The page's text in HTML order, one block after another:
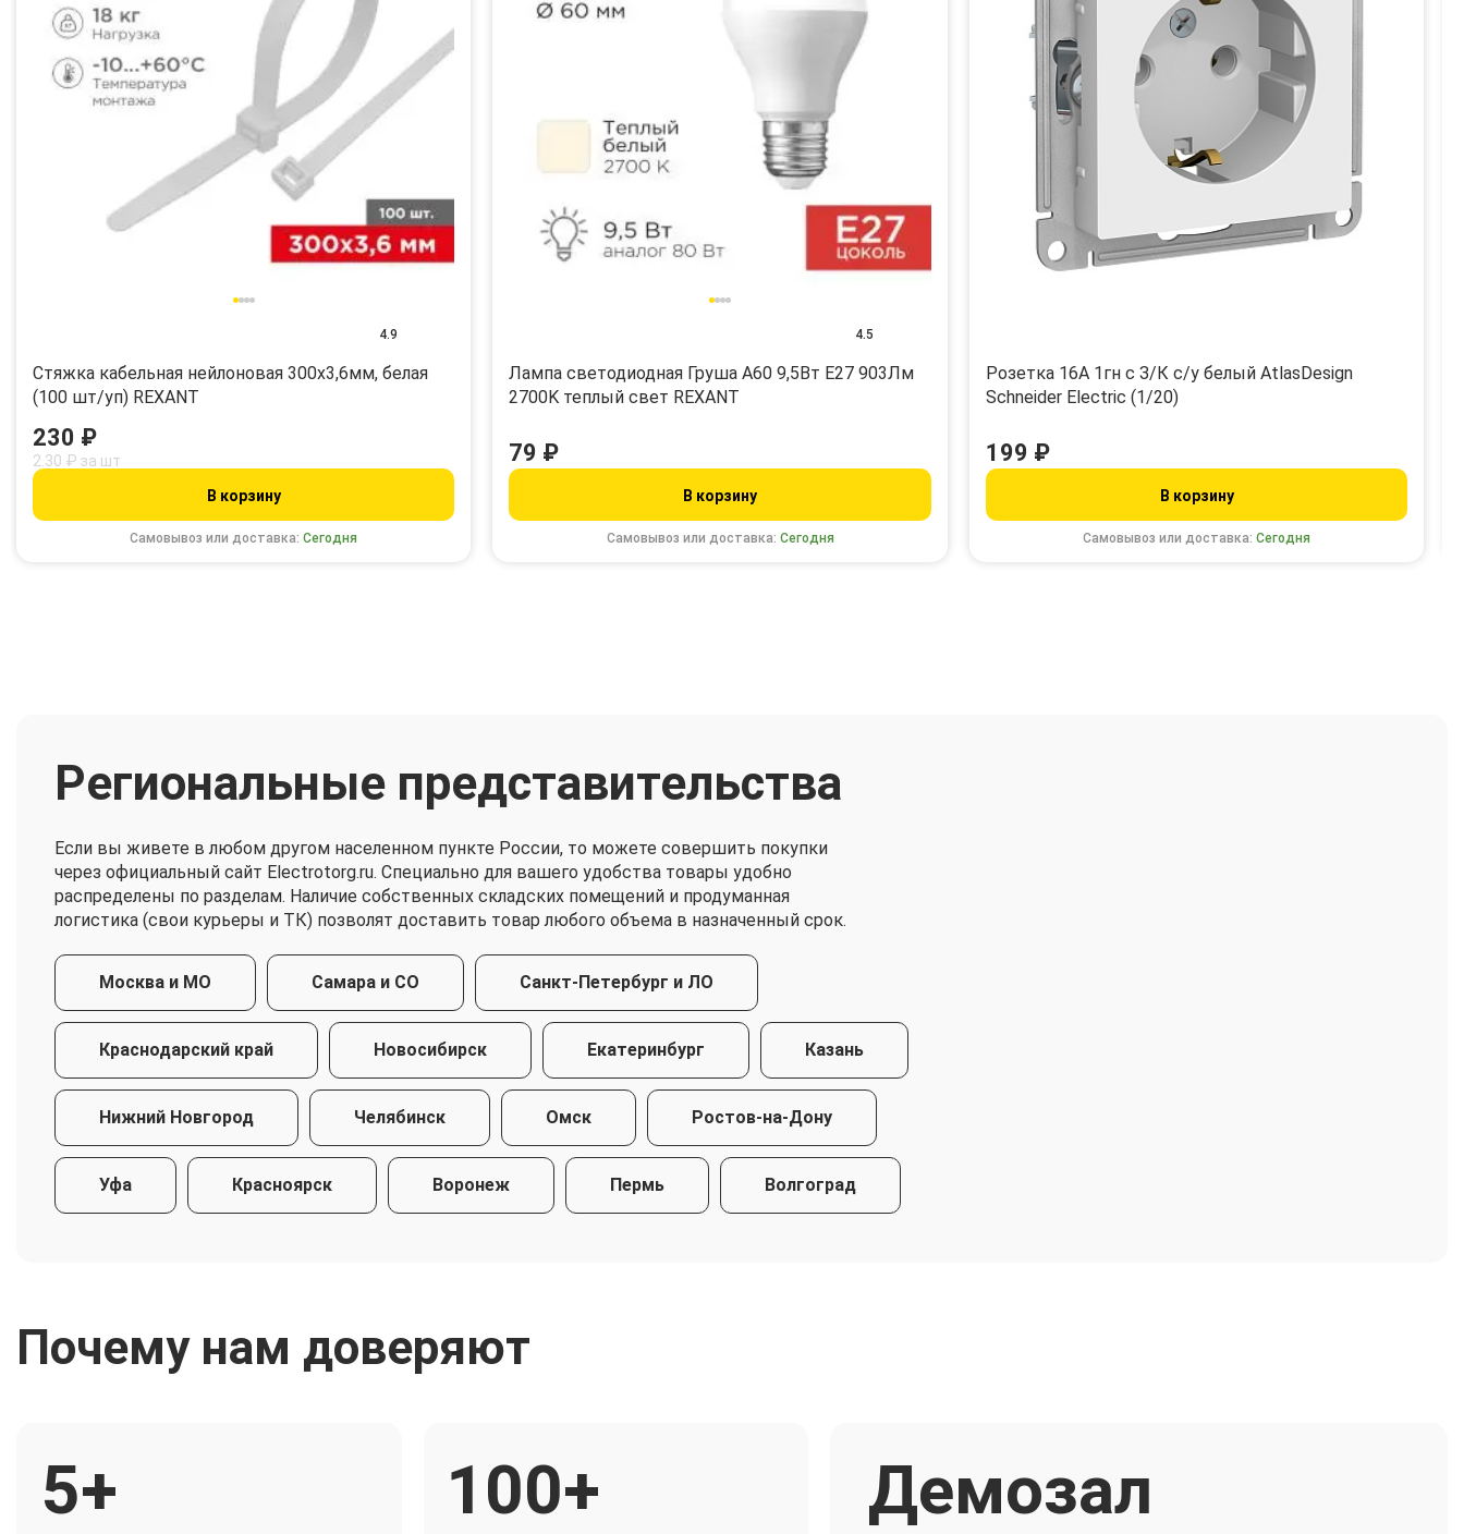
4.9
Стяжка кабельная нейлоновая 300x3,6мм, белая
(100 шт/уп) REXANT
Самовывоз или доставка:Сегодня
230 ₽
2.30 ₽ за шт
В корзину
4.5
Лампа светодиодная Груша A60 9,5Вт E27 903Лм
2700K теплый свет REXANT
Самовывоз или доставка: Сегодня
79 ₽
В корзину
Розетка 16А 1гн с З/К с/у белый AtlasDesign
Schneider Electric (1/20)
Самовывоз или доставка:Сегодня
199 ₽
В корзину
Региональные представительства
Если вы живете в любом другом населенном пункте России, то можете совершить покупки
через официальный сайт Electrotorg.ru. Специально для вашего удобства товары удобно
распределены по разделам. Наличие собственных складских помещений и продуманная
логистика (свои курьеры и ТК) позволят доставить товар любого объема в назначенный срок.
Москва и МО Самара и СО Санкт-Петербург и ЛО
Краснодарский край Новосибирск Екатеринбург Казань
Нижний Новгород Челябинск Омск Ростов-на-Дону
Уфа Красноярск Воронеж Пермь Волгоград
Почему нам доверяют
5+ 100+ Демозал